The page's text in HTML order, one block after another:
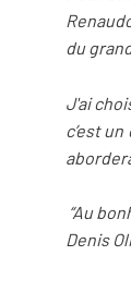
du
J'ai
c’est
“Au
Denis